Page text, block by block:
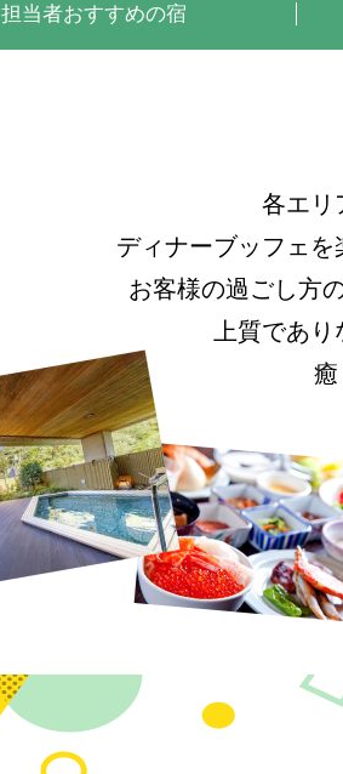
担当者おすすめの宿
各エリ
ディナーブッフェを
お客様の過ごし方
上質であ
癒